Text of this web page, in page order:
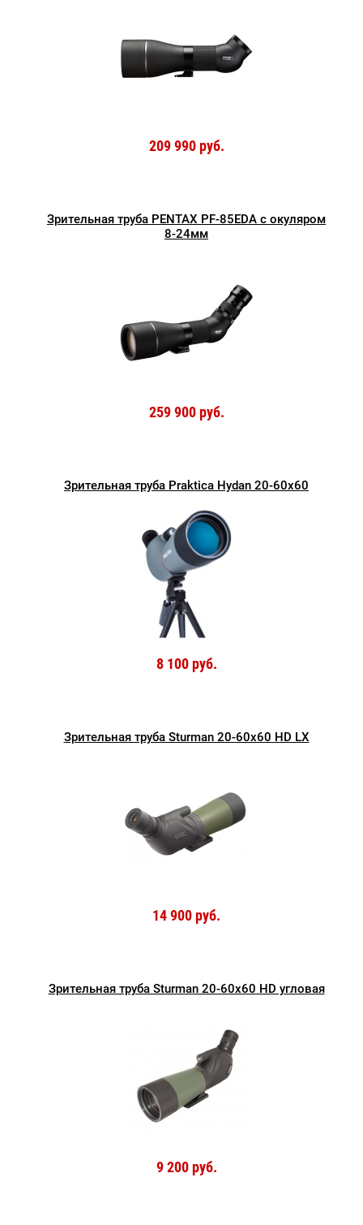
209 990 руб.
Зрительная труба PENTAX PF-85EDA с окуляром
8-24мм
259 900 руб.
Зрительная труба Praktica Hydan 20-60x60
8 100 руб.
Зрительная труба Sturman 20-60x60 HD LX
14 900 руб.
Зрительная труба Sturman 20-60x60 HD угловая
9 200 руб.